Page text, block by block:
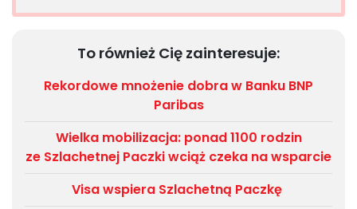
To również Cię zainteresuje:
Rekordowe mnożenie dobra w Banku BNP
Paribas
Wielka mobilizacja: ponad 1100 rodzin
ze Szlachetnej Paczki wciąż czeka na wsparcie
Visa wspiera Szlachetną Paczkę